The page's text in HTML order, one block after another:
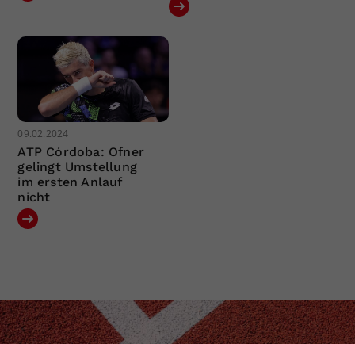
09.02.2024
ATP Córdoba: Ofner
gelingt Umstellung
im ersten Anlauf
nicht